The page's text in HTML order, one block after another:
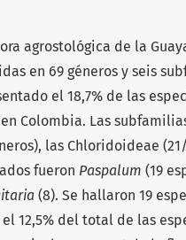
agrostológica de la
en 69 géneros y seis
el 18,7% de las
Colombia. Las
las Chloridoideae
fueron Paspalum (19
(8). Se hallaron 19
12,5% del total de las